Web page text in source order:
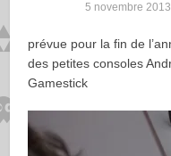
5 novembre 2013
prévue pour la fin de
des petites consoles
Gamestick